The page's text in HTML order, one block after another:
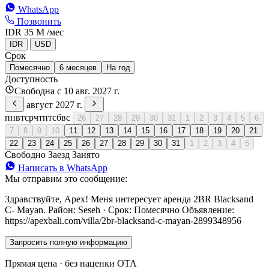
WhatsApp
Позвонить
IDR 35 M /мес
IDR USD
Срок
Помесячно 6 месяцев На год
Доступность
Свободна с 10 авг. 2027 г.
август 2027 г.
пнвтсрчтптсбвс 26 27 28 29 30 31 1 2 3 4 5
6
7
8 9 10 11 12 13 14 15 16 17 18 19 20
21
22
23 24 25 26 27 28 29 30 31 1 2 3 4 5
Свободно Заезд Занято
Написать в WhatsApp
Мы отправим это сообщение:
Здравствуйте, Apex! Меня интересует аренда 2BR Blacksand
C- Mayan. Район: Seseh · Срок: Помесячно Объявление:
https://apexbali.com/villa/2br-blacksand-c-mayan-2899348956
Запросить полную информацию
Прямая цена · без наценки OTA